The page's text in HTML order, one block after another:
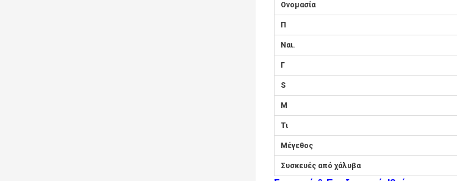
Ονομασία
Π
Ναι.
Γ
S
Μ
Τι
Μέγεθος
Συσκευές από χάλυβα